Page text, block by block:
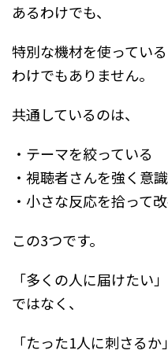
あるわけでも、
特別な機材を使っている
わけでもありません。
共通しているのは、
・テーマを絞っている
・視聴者さんを強く意
・小さな反応を拾って
この3つです。
「多くの人に届けたい」
ではなく、
「たった1人に刺さるか」